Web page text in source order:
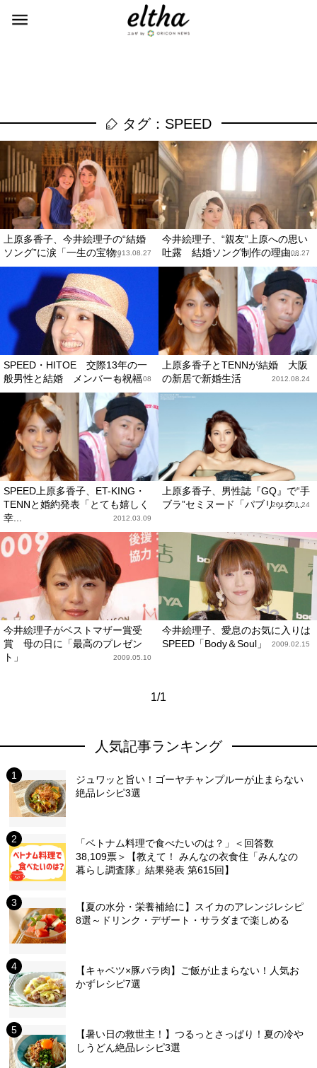
タグ：SPEED
上原多香子、今井絵理子の“結婚
ソング”に涙「一生の宝物」2013.08.27
今井絵理子、“親友”上原への思い
吐露 結婚ソング制作の理由...
2013.08.27
SPEED・HITOE 交際13年の一
般男性と結婚 メンバーも祝福
2013.04.08
上原多香子とTENNが結婚 大阪
の新居で新婚生活
2012.08.24
SPEED上原多香子、ET-KING・
TENNと婚約発表「とても嬉しく
幸...
2012.03.09
上原多香子、男性誌『GQ』で“手
ブラ”セミヌード「パブリック...
2012.01.24
今井絵理子がベストマザー賞受
賞 母の日に「最高のプレゼン
ト」
2009.05.10
今井絵理子、愛息のお気に入りは
SPEED「Body＆Soul」
2009.02.15
1/1
人気記事ランキング
ジュワッと旨い！ゴーヤチャンプルーが止まらない
絶品レシピ3選
「ベトナム料理で食べたいのは？」＜回答数
38,109票＞【教えて！ みんなの衣食住「みんなの
暮らし調査隊」結果発表 第615回】
【夏の水分・栄養補給に】スイカのアレンジレシピ
8選～ドリンク・デザート・サラダまで楽しめる
【キャベツ×豚バラ肉】ご飯が止まらない！人気お
かずレシピ7選
【暑い日の救世主！】つるっとさっぱり！夏の冷や
しうどん絶品レシピ3選